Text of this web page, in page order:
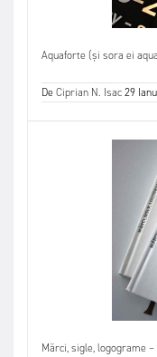
Aquaforte (și sora ei
DeCiprian N. Isac29
Mărci, sigle, logograme